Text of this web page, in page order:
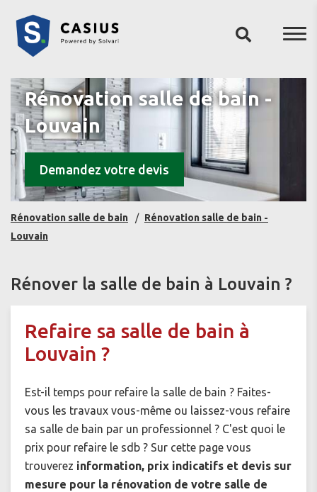
Rénovation salle de bain -
Louvain
Demandez votre devis
Rénovation salle de bain
Rénovation salle de bain -
Louvain
Rénover la salle de bain à Louvain ?
Refaire sa salle de bain à
Louvain ?
Est-il temps pour refaire la salle de bain ? Faites-
vous les travaux vous-même ou laissez-vous refaire
sa salle de bain par un professionnel ? C'est quoi le
prix pour refaire le sdb ? Sur cette page vous
trouverez information, prix indicatifs et devis sur
mesure pour la rénovation de votre salle de